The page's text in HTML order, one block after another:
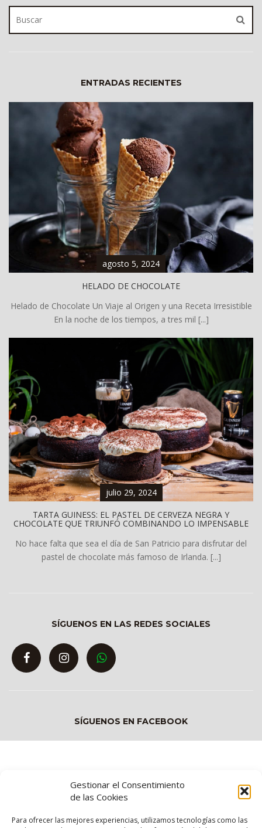
Gestionar el Consentimiento
de las Cookies
Para ofrecer las mejores experiencias, utilizamos tecnologías como las
ENTRADAS RECIENTES
agosto 5, 2024
HELADO DE CHOCOLATE
Helado de Chocolate Un Viaje al Origen y una Receta Irresistible
En la noche de los tiempos, a tres mil [...]
julio 29, 2024
TARTA GUINESS: EL PASTEL DE CERVEZA NEGRA Y
CHOCOLATE QUE TRIUNFÓ COMBINANDO LO IMPENSABLE
No hace falta que sea el día de San Patricio para disfrutar del
pastel de chocolate más famoso de Irlanda. [...]
SÍGUENOS EN LAS REDES SOCIALES
SÍGUENOS EN FACEBOOK